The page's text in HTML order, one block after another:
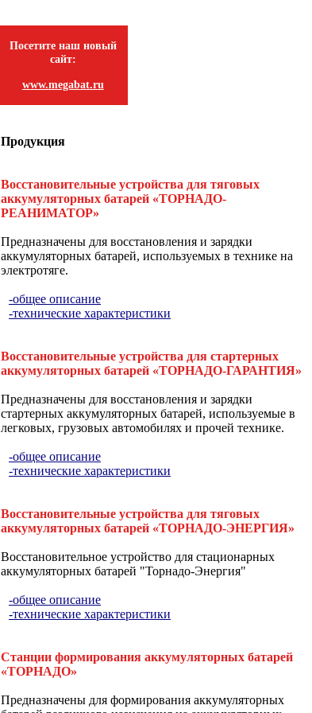
Посетите наш новый
сайт:
www.megabat.ru
Продукция
Восстановительные устройства для тяговых
аккумуляторных батарей «ТОРНАДО-
РЕАНИМАТОР»
Предназначены для восстановления и зарядки
аккумуляторных батарей, используемых в технике на
электротяге.
-общее описание
-технические характеристики
Восстановительные устройства для стартерных
аккумуляторных батарей «ТОРНАДО-ГАРАНТИЯ»
Предназначены для восстановления и зарядки
стартерных аккумуляторных батарей, используемые в
легковых, грузовых автомобилях и прочей технике.
-общее описание
-технические характеристики
Восстановительные устройства для тяговых
аккумуляторных батарей «ТОРНАДО-ЭНЕРГИЯ»
Восстановительное устройство для стационарных
аккумуляторных батарей "Торнадо-Энергия"
-общее описание
-технические характеристики
Станции формирования аккумуляторных батарей
«ТОРНАДО»
Предназначены для формирования аккумуляторных